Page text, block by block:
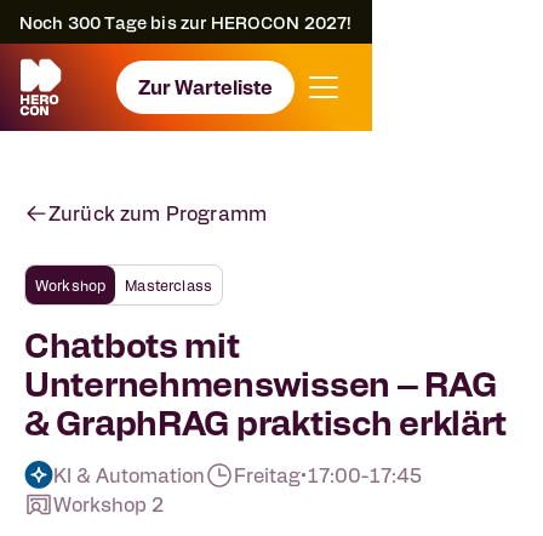
Noch 300Tage bis zur HEROCON 2027!
Zur Warteliste
Zurück zum Programm
Workshop Masterclass
Chatbots mit
Unternehmenswissen – RAG
& GraphRAG praktisch erklärt
KI & Automation Freitag•17:00-17:45
Workshop 2